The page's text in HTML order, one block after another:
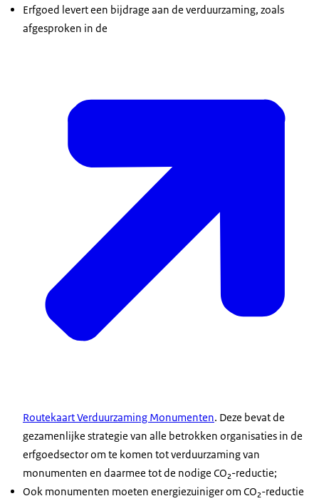
Erfgoed levert een bijdrage aan de verduurzaming, zoals
afgesproken in de
Routekaart Verduurzaming Monumenten. Deze bevat de
gezamenlijke strategie van alle betrokken organisaties in de
erfgoedsector om te komen tot verduurzaming van
monumenten en daarmee tot de nodige CO₂-reductie;
Ook monumenten moeten energiezuiniger om CO₂-reductie